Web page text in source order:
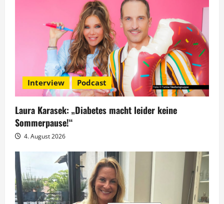
Interview Podcast
Laura Karasek: „Diabetes macht leider keine
Sommerpause!“
4. August 2026